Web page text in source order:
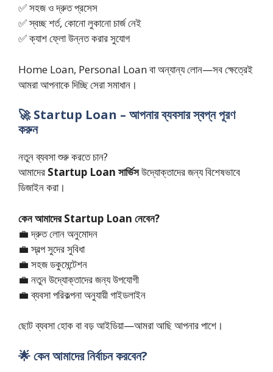
✅ সহজ ও দ্রুত প্রসেস
✅ স্বচ্ছ শর্ত, কোনো লুকানো চার্জ নেই
✅ ক্যাশ ফ্লো উন্নত করার সুযোগ
Home Loan, Personal Loan বা অন্যান্য লোন—সব ক্ষেত্রেই
আমরা আপনাকে দিচ্ছি সেরা সমাধান।
🚀 Startup Loan – আপনার ব্যবসার স্বপ্ন পূরণ
করুন
নতুন ব্যবসা শুরু করতে চান?
আমাদের Startup Loan সার্ভিসউদ্যোক্তাদের জন্য বিশেষভাবে
ডিজাইন করা।
কেন আমাদের Startup Loan নেবেন?
💼 দ্রুত লোন অনুমোদন
💼 স্বল্প সুদের সুবিধা
💼 সহজ ডকুমেন্টেশন
💼 নতুন উদ্যোক্তাদের জন্য উপযোগী
💼 ব্যবসা পরিকল্পনা অনুযায়ী গাইডলাইন
ছোট ব্যবসা হোক বা বড় আইডিয়া—আমরা আছি আপনার পাশে।
🌟 কেন আমাদের নির্বাচন করবেন?